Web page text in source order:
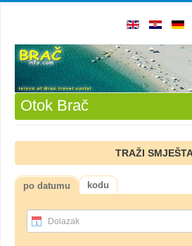
Otok Brač
TRAŽI
po datumu kodu
Dolazak